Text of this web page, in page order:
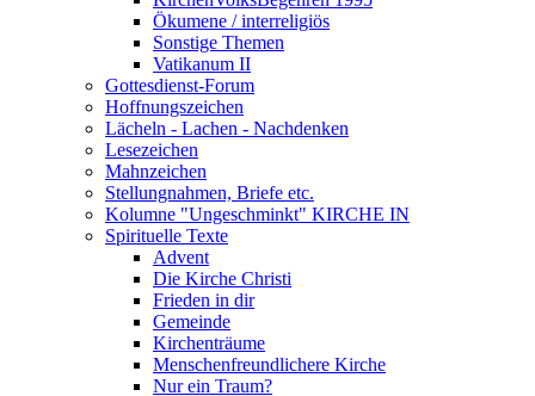
Ökumene / interreligiös
Sonstige Themen
Vatikanum II
Gottesdienst-Forum
Hoffnungszeichen
Lächeln - Lachen - Nachdenken
Lesezeichen
Mahnzeichen
Stellungnahmen, Briefe etc.
Kolumne "Ungeschminkt" KIRCHE IN
Spirituelle Texte
Advent
Die Kirche Christi
Frieden in dir
Gemeinde
Kirchenträume
Menschenfreundlichere Kirche
Nur ein Traum?